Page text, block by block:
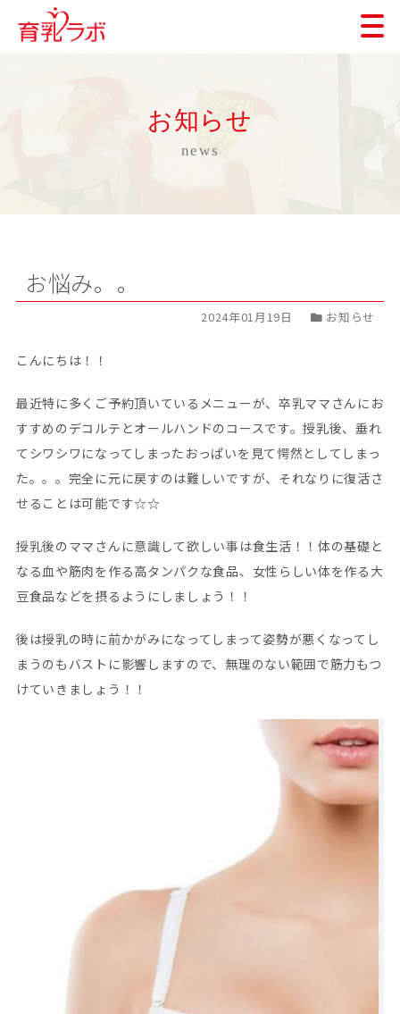
お知らせ
news
お悩み。。
お知らせ
2024年01月19日
こんにちは！！
最近特に多くご予約頂いているメニューが、卒乳ママさんにお
すすめのデコルテとオールハンドのコースです。授乳後、垂れ
てシワシワになってしまったおっぱいを見て愕然としてしまっ
た。。。完全に元に戻すのは難しいですが、それなりに復活さ
せることは可能です☆☆
授乳後のママさんに意識して欲しい事は食生活！！体の基礎と
なる血や筋肉を作る高タンパクな食品、女性らしい体を作る大
豆食品などを摂るようにしましょう！！
後は授乳の時に前かがみになってしまって姿勢が悪くなってし
まうのもバストに影響しますので、無理のない範囲で筋力もつ
けていきましょう！！